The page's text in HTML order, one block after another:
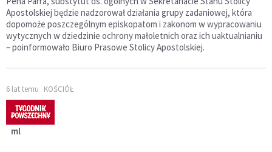
Apostolskiej będzie nadzorował działania grupy zadaniowej, która
dopomoże poszczególnym episkopatom i zakonom w wypracowaniu
wytycznych w dziedzinie ochrony małoletnich oraz ich uaktualnianiu
– poinformowało Biuro Prasowe Stolicy Apostolskiej.
6 lat temu KOŚCIÓŁ
ml